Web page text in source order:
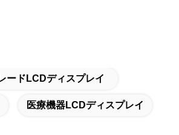
ードLCDディスプレイ
医療機器LCDディスプレイ